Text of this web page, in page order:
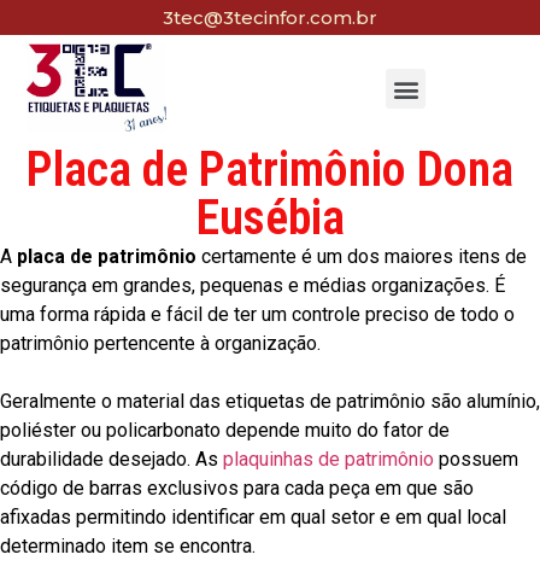
3tec@3tecinfor.com.br
Placa de Patrimônio Dona
Eusébia
A placa de patrimônio certamente é um dos maiores itens de
segurança em grandes, pequenas e médias organizações. É
uma forma rápida e fácil de ter um controle preciso de todo o
patrimônio pertencente à organização.
Geralmente o material das etiquetas de patrimônio são alumínio,
poliéster ou policarbonato depende muito do fator de
durabilidade desejado. As plaquinhas de patrimônio possuem
código de barras exclusivos para cada peça em que são
afixadas permitindo identificar em qual setor e em qual local
determinado item se encontra.